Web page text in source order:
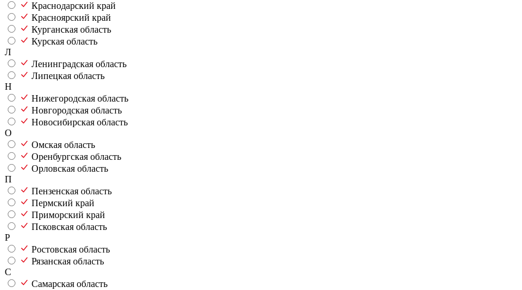
Краснодарский край
Красноярский край
Курганская область
Курская область
Л
Ленинградская область
Липецкая область
Н
Нижегородская область
Новгородская область
Новосибирская область
О
Омская область
Оренбургская область
Орловская область
П
Пензенская область
Пермский край
Приморский край
Псковская область
Р
Ростовская область
Рязанская область
С
Самарская область